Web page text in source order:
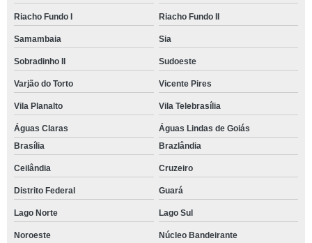
Riacho Fundo I Riacho Fundo II
Samambaia Sia
Sobradinho II Sudoeste
Varjão do Torto Vicente Pires
Vila Planalto Vila Telebrasília
Águas Claras
Águas Lindas de Goiás
Brasília
Brazlândia
Ceilândia Cruzeiro
Distrito Federal Guará
Lago Norte Lago Sul
Noroeste Núcleo Bandeirante